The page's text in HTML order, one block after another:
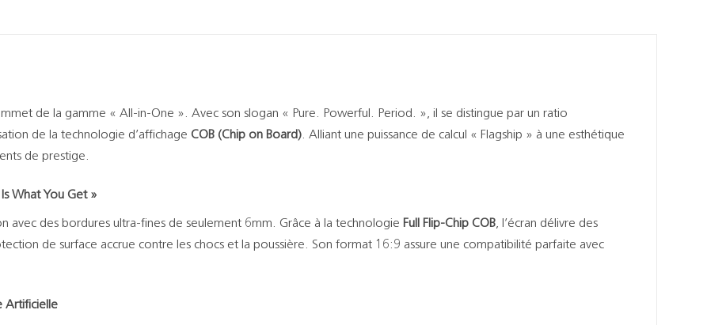
de la gamme « All-in-One ». Avec son slogan « Pure. Powerful. Period. », il se distingue par un ratio
de la technologie d’affichage COB (Chip on Board). Alliant une puissance de calcul « Flagship » à une esthétique
de prestige.
What You Get »
avec des bordures ultra-fines de seulement 6mm. Grâce à la technologie Full Flip-Chip COB, l’écran délivre des
de surface accrue contre les chocs et la poussière. Son format 16:9 assure une compatibilité parfaite avec
Artificielle